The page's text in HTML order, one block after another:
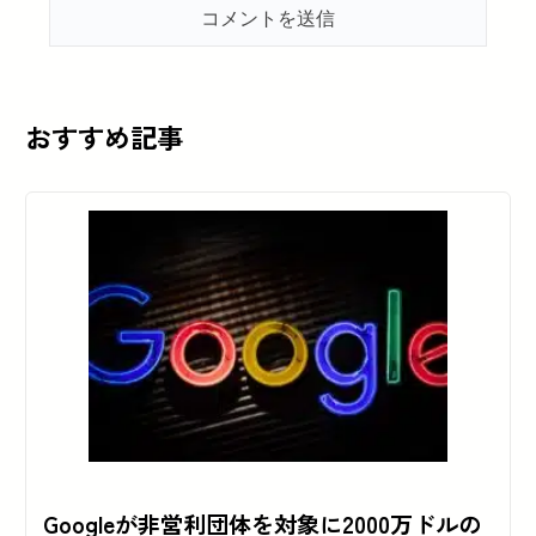
おすすめ記事
Googleが非営利団体を対象に2000万ドルの